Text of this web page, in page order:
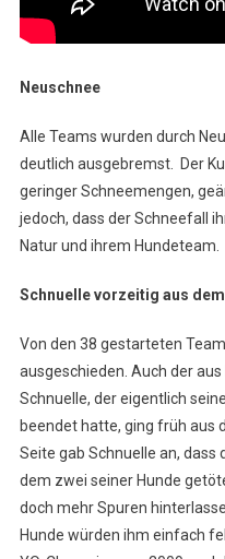
Neuschnee
Alle Teams wurden durch
deutlich ausgebremst. Der
geringer Schneemengen,
jedoch, dass der Schneefall
Natur und ihrem Hundeteam.
Schnuelle vorzeitig aus
Von den 38 gestarteten
ausgeschieden. Auch der
Schnuelle, der eigentlich
beendet hatte, ging früh aus
Seite gab Schnuelle an, dass
dem zwei seiner Hunde
doch mehr Spuren
Hunde würden ihm einfach